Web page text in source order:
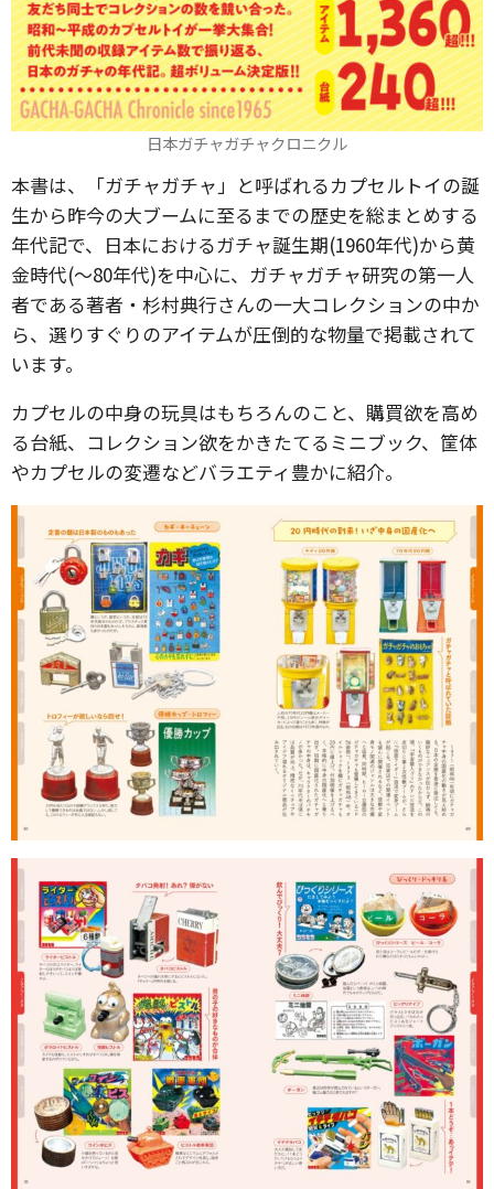
日本ガチャガチャクロニクル
本書は、「ガチャガチャ」と呼ばれるカプセルトイの誕
生から昨今の大ブームに至るまでの歴史を総まとめする
年代記で、日本におけるガチャ誕生期(1960年代)から黄
金時代(〜80年代)を中心に、ガチャガチャ研究の第一人
者である著者・杉村典行さんの一大コレクションの中か
ら、選りすぐりのアイテムが圧倒的な物量で掲載されて
います。
カプセルの中身の玩具はもちろんのこと、購買欲を高め
る台紙、コレクション欲をかきたてるミニブック、筐体
やカプセルの変遷などバラエティ豊かに紹介。